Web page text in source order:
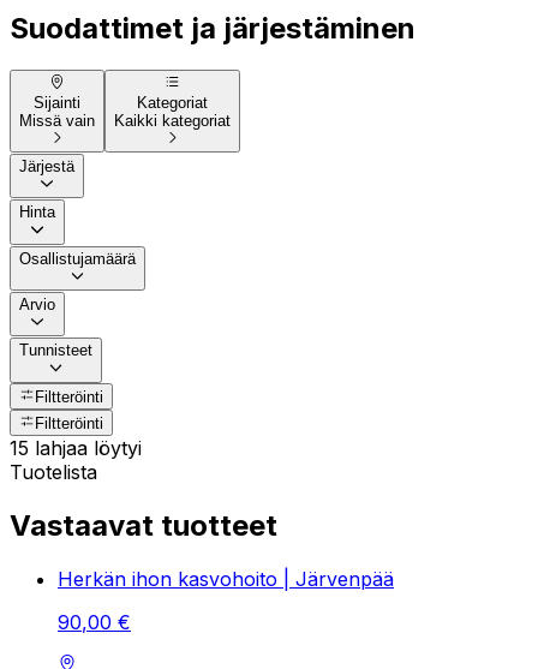
Suodattimet ja järjestäminen
Sijainti
Missä vain
Kategoriat
Kaikki kategoriat
Järjestä
Hinta
Osallistujamäärä
Arvio
Tunnisteet
Filtteröinti
Filtteröinti
15 lahjaa löytyi
Tuotelista
Vastaavat tuotteet
Herkän ihon kasvohoito | Järvenpää
90,00 €